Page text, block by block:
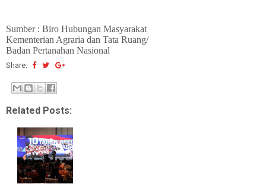
Sumber : Biro Hubungan Masyarakat
Kementerian Agraria dan Tata Ruang/
Badan Pertanahan Nasional
Share:
Related Posts: